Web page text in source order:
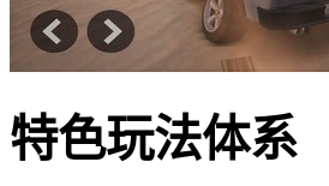
特色玩法体系